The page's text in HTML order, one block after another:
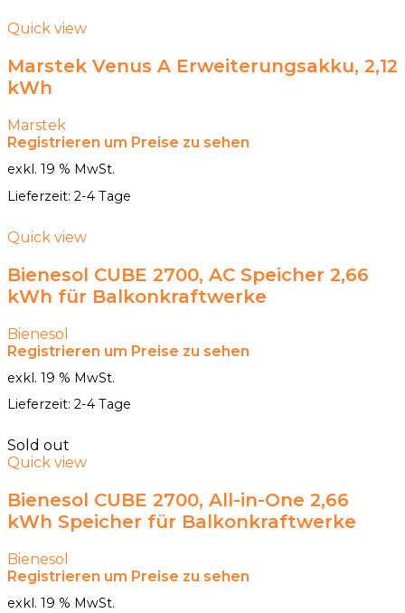
Quick view
Marstek Venus A Erweiterungsakku, 2,12
kWh
Marstek
Registrieren um Preise zu sehen
exkl. 19 % MwSt.
Lieferzeit: 2-4 Tage
Quick view
Bienesol CUBE 2700, AC Speicher 2,66
kWh für Balkonkraftwerke
Bienesol
Registrieren um Preise zu sehen
exkl. 19 % MwSt.
Lieferzeit: 2-4 Tage
Sold out
Quick view
Bienesol CUBE 2700, All-in-One 2,66
kWh Speicher für Balkonkraftwerke
Bienesol
Registrieren um Preise zu sehen
exkl. 19 % MwSt.